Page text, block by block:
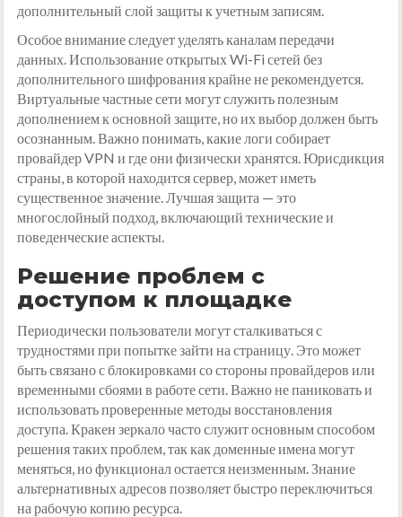
дополнительный слой защиты к учетным записям.
Особое внимание следует уделять каналам передачи
данных. Использование открытых Wi-Fi сетей без
дополнительного шифрования крайне не рекомендуется.
Виртуальные частные сети могут служить полезным
дополнением к основной защите, но их выбор должен быть
осознанным. Важно понимать, какие логи собирает
провайдер VPN и где они физически хранятся. Юрисдикция
страны, в которой находится сервер, может иметь
существенное значение. Лучшая защита — это
многослойный подход, включающий технические и
поведенческие аспекты.
Решение проблем с
доступом к площадке
Периодически пользователи могут сталкиваться с
трудностями при попытке зайти на страницу. Это может
быть связано с блокировками со стороны провайдеров или
временными сбоями в работе сети. Важно не паниковать и
использовать проверенные методы восстановления
доступа. Кракен зеркало часто служит основным способом
решения таких проблем, так как доменные имена могут
меняться, но функционал остается неизменным. Знание
альтернативных адресов позволяет быстро переключиться
на рабочую копию ресурса.